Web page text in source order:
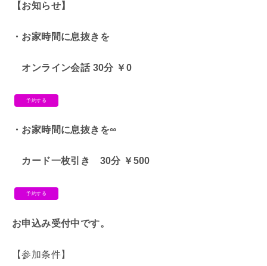
【お知らせ】
・お家時間に息抜きを
オンライン会話 30分 ￥0
予約する
・お家時間に息抜きを∞
カード一枚引き 30分 ￥500
予約する
お申込み受付中です。
【参加条件】